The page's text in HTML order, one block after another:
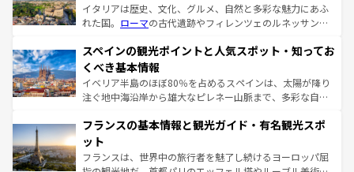
イタリアは歴史、文化、グルメ、自然と多彩な魅力にあふ
れた国。 ローマの古代遺跡やフィレンツェのルネッサンス
ろん、トスカーナの美しい田園風景やアマルフィ海岸の絶
景など、自然景観も見逃せない。観光の合間には、本場の
ピザやパスタなど、絶品のイタリア料理を堪能することも
できる。朝目覚めてから夜眠るまで、すべての瞬間を楽し
なお、新着のイタリア情報はコンテンツ一覧を参照してほ
しい。
スペインの観光ポイントと人気スポット・知ってお
くべき基本情報
イベリア半島のほぼ80％を占めるスペインは、太陽が降り
注ぐ地中海沿岸から雄大なピレネー山脈まで、多彩な自然
文化が根付くこの国では、情熱的なフラメンコ、熱気あふ
れる闘牛、そして美味しいタパスが生活の一部となってい
る。首都マドリードの洗練された雰囲気や、バルセロナの
アートに溢れた街角から、地方では古代ローマ遺跡や中世
フランスの基本情報と観光ガイド・有名観光スポ
ット
フランスは、世界中の旅行者を魅了し続けるヨーロッパ屈